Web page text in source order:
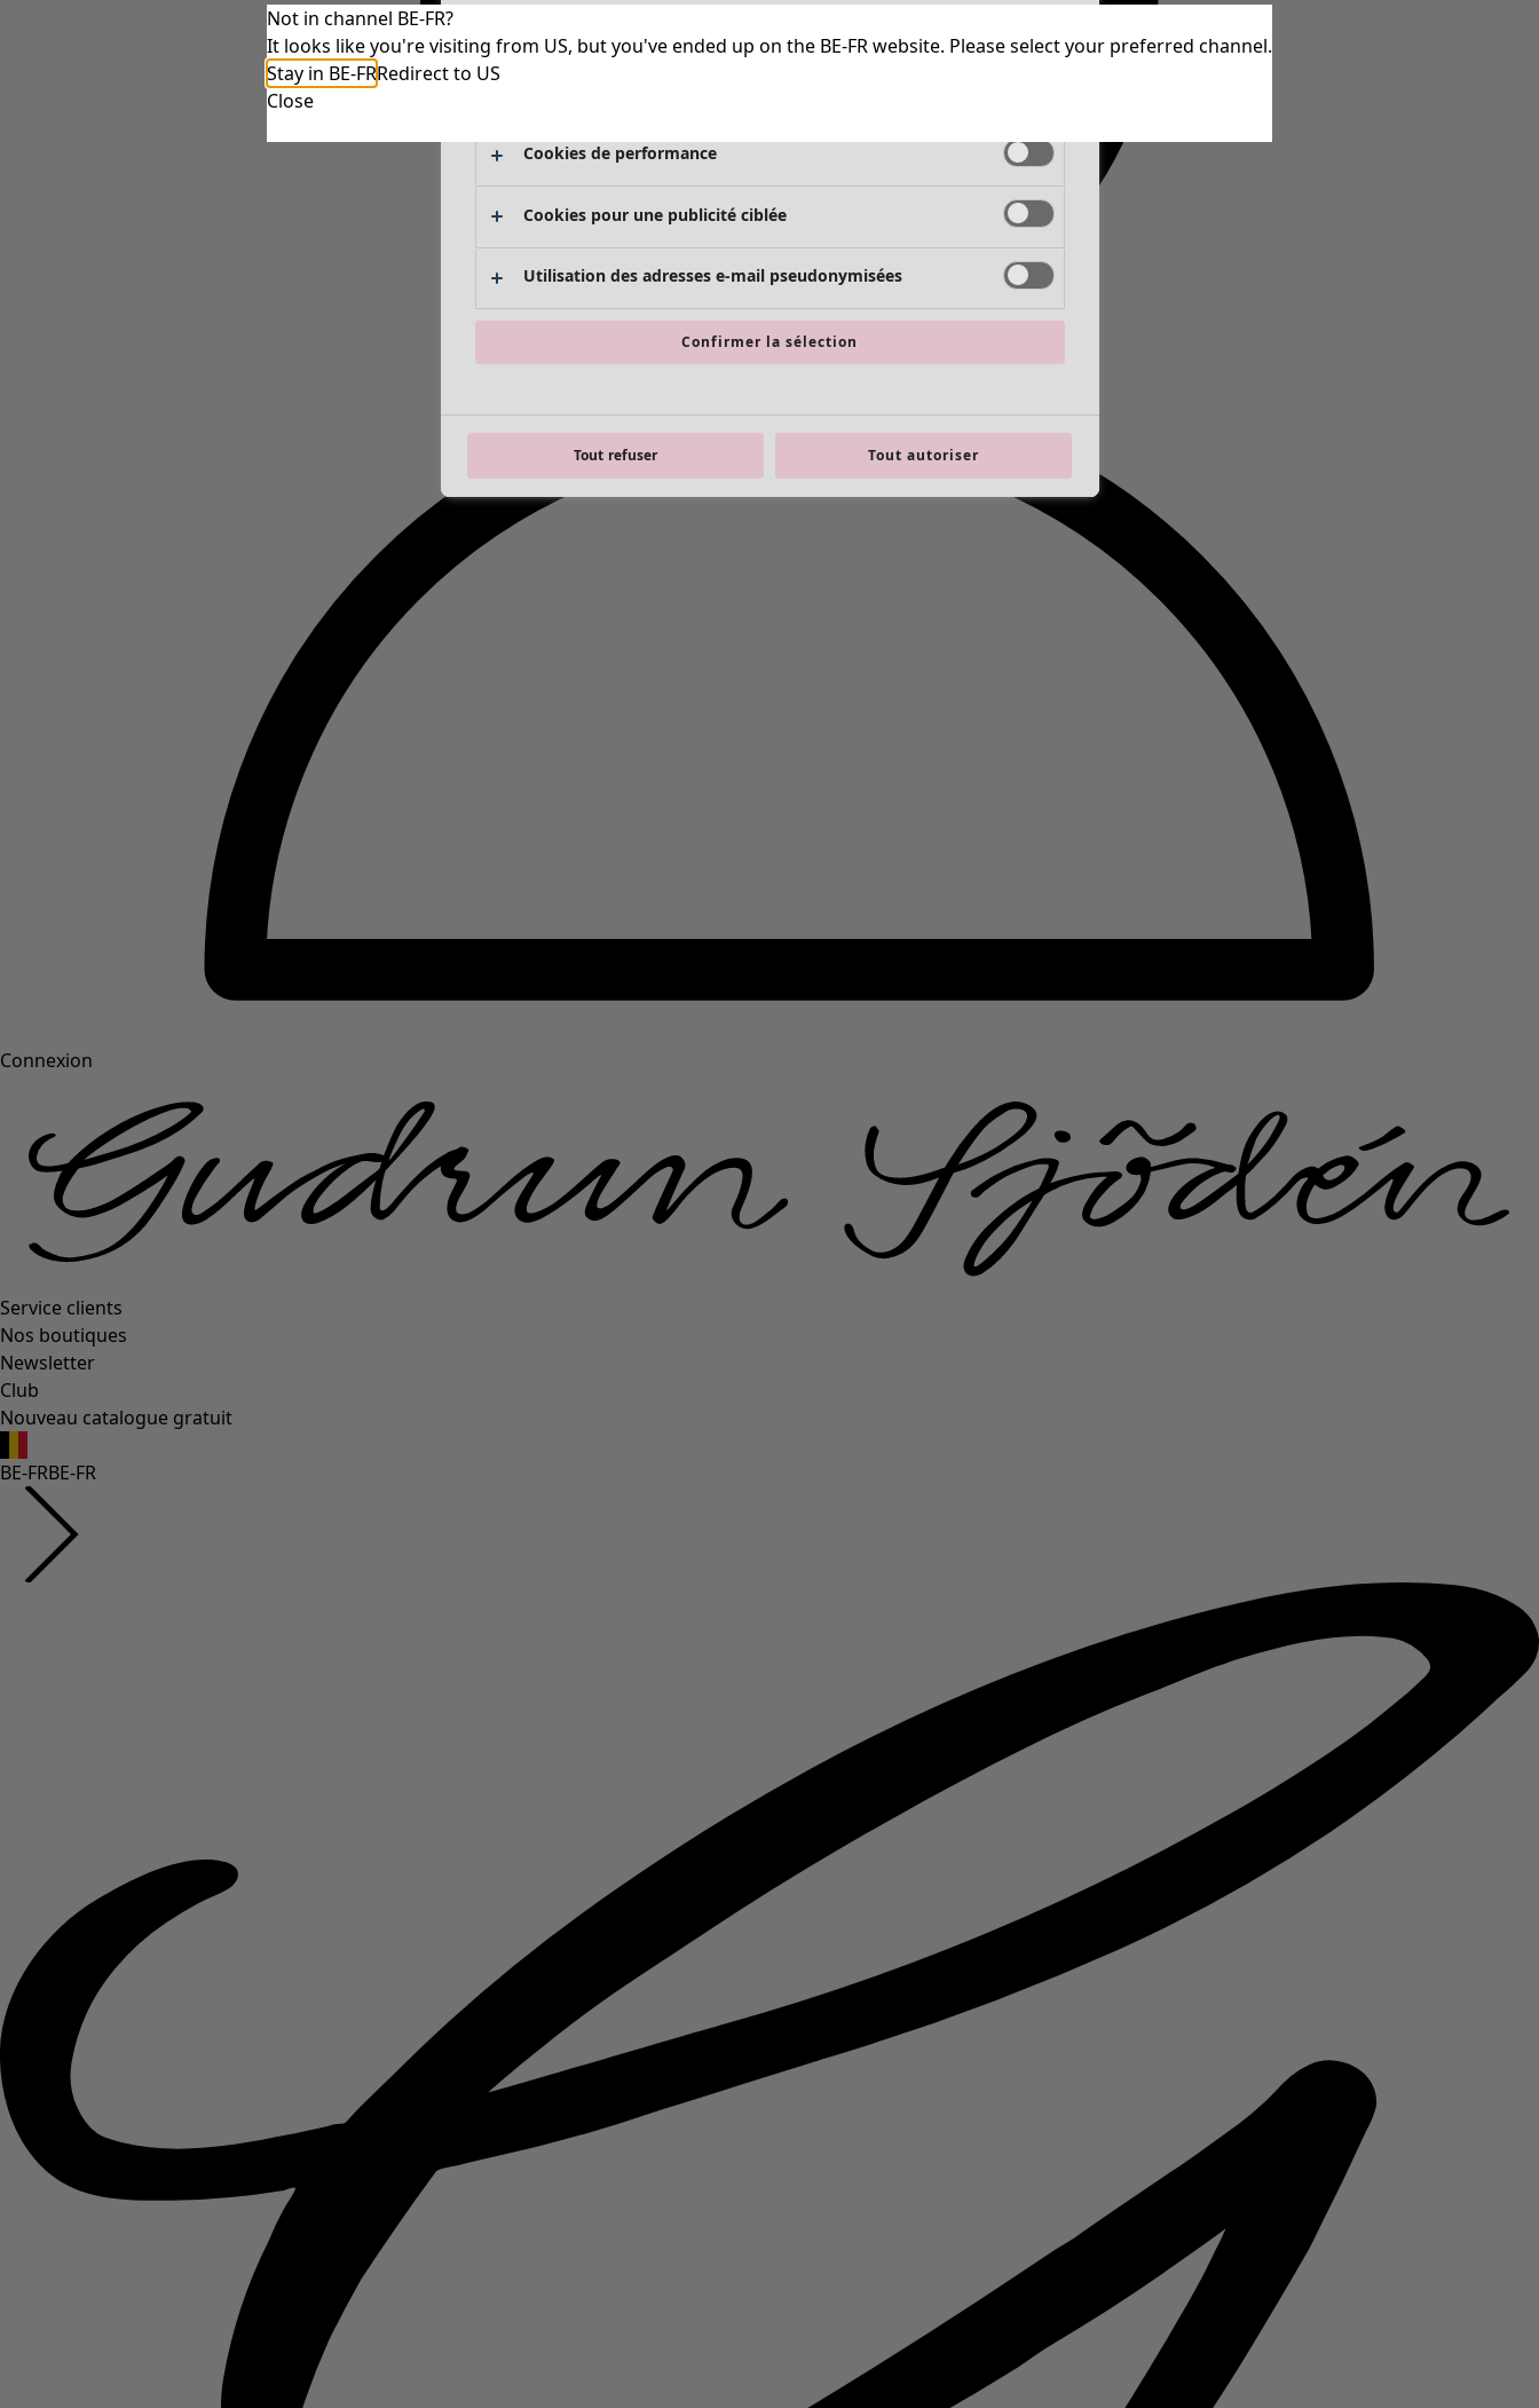
Connexion
Service clients
Nos boutiques
Newsletter
Club
Nouveau catalogue gratuit
BE-FRBE-FR
Not in channel BE-FR?
It looks like you're visiting from US, but you've ended up on the BE-FR website. Please select your preferred channel.
Stay in BE-FRRedirect to US
Close
Cookies strictement nécessaires Toujours actif
Cookies de performance
Cookies pour une publicité ciblée
Utilisation des adresses e-mail pseudonymisées
Confirmer la sélection
Tout refuser Tout autoriser